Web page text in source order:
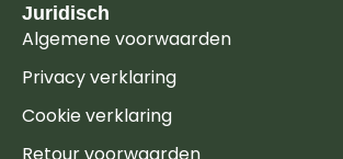
Juridisch
Algemene voorwaarden
Privacy verklaring
Cookie verklaring
Retour voorwaarden